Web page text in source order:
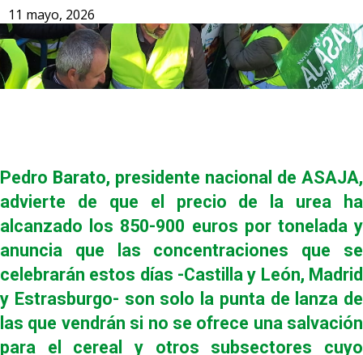
11 mayo, 2026
Pedro Barato, presidente nacional de ASAJA,
advierte de que el precio de la urea ha
alcanzado los 850-900 euros por tonelada y
anuncia que las concentraciones que se
celebrarán estos días -Castilla y León, Madrid
y Estrasburgo- son solo la punta de lanza de
las que vendrán si no se ofrece una salvación
para el cereal y otros subsectores cuyo